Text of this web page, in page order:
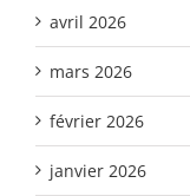
avril 2026
mars 2026
février 2026
janvier 2026